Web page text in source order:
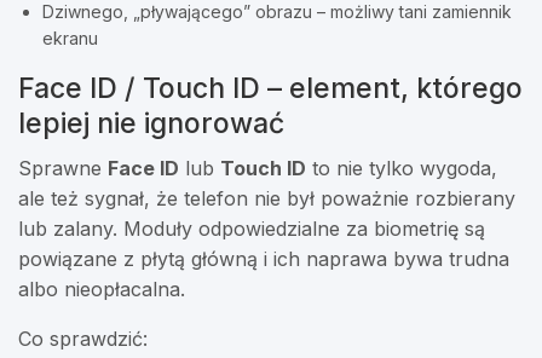
Dziwnego, „pływającego” obrazu – możliwy tani zamiennik
ekranu
Face ID / Touch ID – element, którego
lepiej nie ignorować
Sprawne Face ID lub Touch ID to nie tylko wygoda,
ale też sygnał, że telefon nie był poważnie rozbierany
lub zalany. Moduły odpowiedzialne za biometrię są
powiązane z płytą główną i ich naprawa bywa trudna
albo nieopłacalna.
Co sprawdzić: